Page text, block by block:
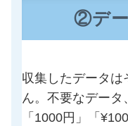
②デー
収集したデータ
ん。不要なデータ
「1000円」「